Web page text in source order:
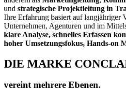
und strategische Projektleitung in
Ihre Erfahrung basiert auf langjähriger
Unternehmen, Agenturen und im
klare Analyse, schnelles Erfassen
hoher Umsetzungsfokus, Hands-on
DIE MARKE
vereint mehrere Ebenen.